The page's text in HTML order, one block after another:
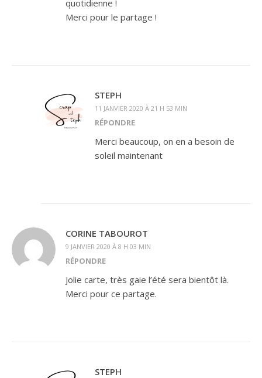
quotidienne !
Merci pour le partage !
STEPH
11 JANVIER 2020 À 21 H 53 MIN
RÉPONDRE
Merci beaucoup, on en a besoin de
soleil maintenant
CORINE TABOUROT
9 JANVIER 2020 À 8 H 03 MIN
RÉPONDRE
Jolie carte, très gaie l’été sera bientôt là.
Merci pour ce partage.
STEPH